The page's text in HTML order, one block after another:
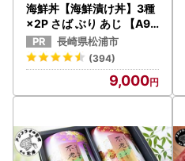
海鮮丼【海鮮漬け丼】3種
×2P さば ぶり あじ 【A9-
055】長崎県松浦市
(394)
9,000